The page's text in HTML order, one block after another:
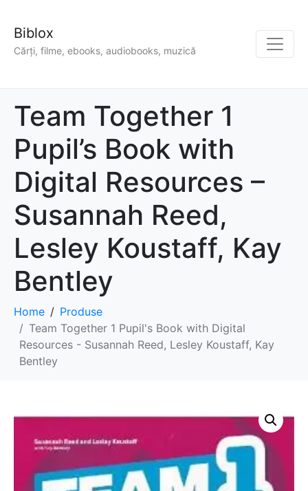
Biblox
Cărți, filme, ebooks, audiobooks, muzică
Team Together 1
Pupil’s Book with
Digital Resources –
Susannah Reed,
Lesley Koustaff, Kay
Bentley
Home
Produse
Team Together 1 Pupil's Book with Digital
Resources - Susannah Reed, Lesley Koustaff, Kay
Bentley